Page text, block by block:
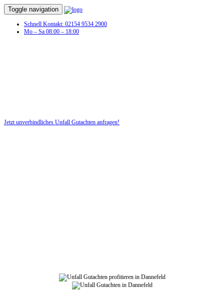
Toggle navigation
Schnell Kontakt: 02154 9534 2900
Mo – Sa 08:00 – 18:00
Jetzt unverbindliches Unfall Gutachten anfragen!